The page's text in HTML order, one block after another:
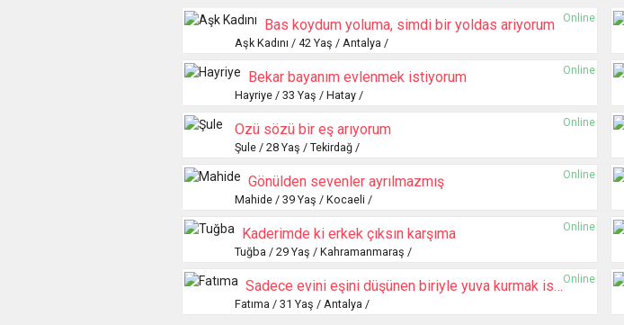
Online
Bas koydum yoluma, simdi bir yoldas ariyorum
Aşk Kadını / 42 Yaş / Antalya /
Online
Bekar bayanım evlenmek istiyorum
Hayriye / 33 Yaş / Hatay /
Online
Özü sözü bir eş arıyorum
Şule / 28 Yaş / Tekirdağ /
Online
Gönülden sevenler ayrılmazmış
Mahide / 39 Yaş / Kocaeli /
Online
Kaderimde ki erkek çıksın karşıma
Tuğba / 29 Yaş / Kahramanmaraş /
Online
Sadece evini eşini düşünen biriyle yuva kurmak istiyorum
Fatıma / 31 Yaş / Antalya /